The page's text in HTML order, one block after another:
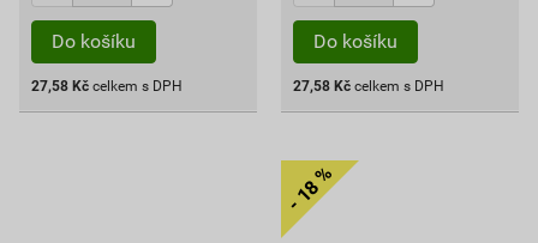
Do košíku
27,58 Kč celkem s DPH
Do košíku
27,58 Kč celkem s DPH